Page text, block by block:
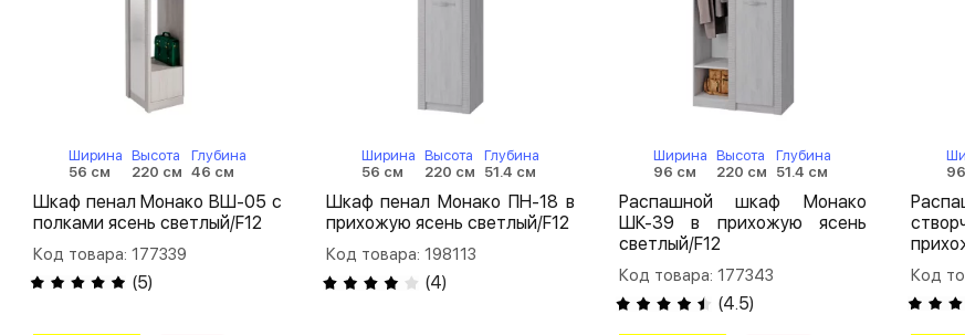
Ширина
56 см
Высота
220 см
Глубина
46 см
Шкаф пенал Монако ВШ-05 с
полками ясень светлый/F12
Код товара: 177339
(5)
Ширина
56 см
Высота
220 см
Глубина
51.4 см
Шкаф пенал Монако ПН-18 в
прихожую ясень светлый/F12
Код товара: 198113
(4)
Ширина
96 см
Высота
220 см
Глубина
51.4 см
Распашной шкаф Монако
ШК-39 в прихожую ясень
светлый/F12
Код товара: 177343
(4.5)
Код